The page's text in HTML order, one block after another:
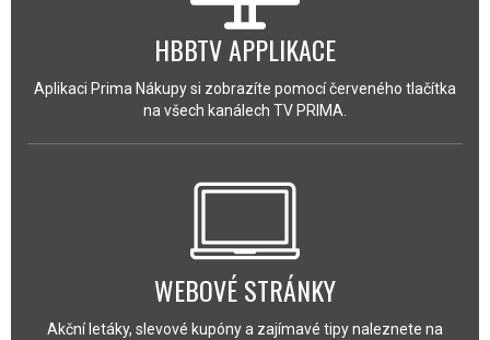
HBBTV APPLIKACE
Aplikaci Prima Nákupy si zobrazíte pomocí červeného tlačítka
na všech kanálech TV PRIMA.
WEBOVÉ STRÁNKY
Akční letáky, slevové kupóny a zajímavé tipy naleznete na